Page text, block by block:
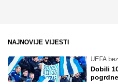
NAJNOVIJE VIJESTI
UEFA
Dobili